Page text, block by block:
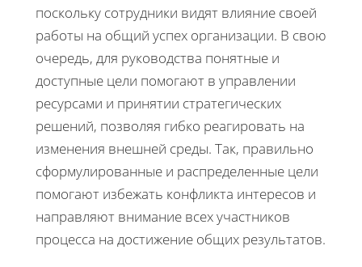
поскольку сотрудники видят влияние своей
работы на общий успех организации. В свою
очередь, для руководства понятные и
доступные цели помогают в управлении
ресурсами и принятии стратегических
решений, позволяя гибко реагировать на
изменения внешней среды. Так, правильно
сформулированные и распределенные цели
помогают избежать конфликта интересов и
направляют внимание всех участников
процесса на достижение общих результатов.